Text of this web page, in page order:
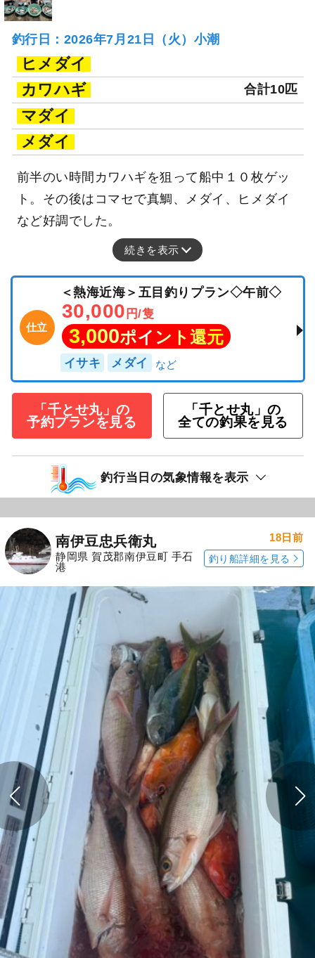
釣行日：2026年7月21日（火）小潮
ヒメダイ
カワハギ
合計10匹
マダイ
メダイ
前半のい時間カワハギを狙って船中１０枚ゲッ
ト。その後はコマセで真鯛、メダイ、ヒメダイ
など好調でした。
続きを表示
仕立
＜熱海近海＞五目釣りプラン◇午前◇
30,000 円/隻
3,000ポイント還元
イサキ メダイ
「千とせ丸」の
予約プランを見る
「千とせ丸」の
全ての釣果を見る
釣行当日の気象情報を表示
南伊豆忠兵衛丸
静岡県 賀茂郡南伊豆町 手石
港
18日前
釣り船詳細を見る